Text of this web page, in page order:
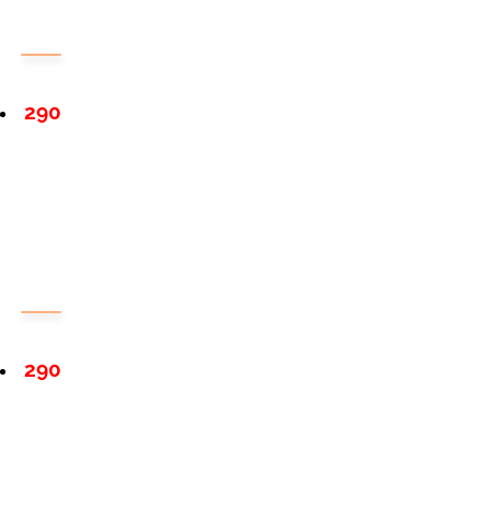
290
290